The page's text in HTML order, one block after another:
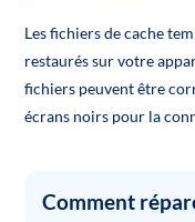
Les fichiers de cache
restaurés sur votre
fichiers peuvent être
écrans noirs pour la
Comment